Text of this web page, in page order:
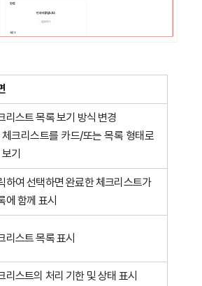
리스트 목록 보기 방식 변경
체크리스트를 카드/또는 목록 형태로
보기
하여 선택하면 완료한 체크리스트가
에 함께 표시
리스트 목록 표시
리스트의 처리 기한 및 상태 표시